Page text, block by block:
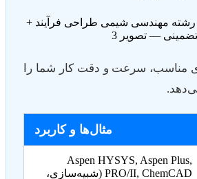
مناسب، سرعت و دقت کار شما را
مثال‌ها و کاربرد
Aspen HYSYS, Aspen Plus,
PRO/II, ChemCAD (شبیه‌سازی،